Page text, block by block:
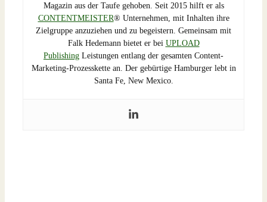
Magazin aus der Taufe gehoben. Seit 2015 hilft er als
CONTENTMEISTER® Unternehmen, mit Inhalten ihre
Zielgruppe anzuziehen und zu begeistern. Gemeinsam mit
Falk Hedemann bietet er bei UPLOAD
Publishing Leistungen entlang der gesamten Content-
Marketing-Prozesskette an. Der gebürtige Hamburger lebt in
Santa Fe, New Mexico.